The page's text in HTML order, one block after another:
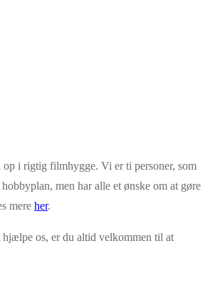
i rigtig filmhygge. Vi er ti personer, som
men har alle et ønske om at gøre
mere her.
os, er du altid velkommen til at